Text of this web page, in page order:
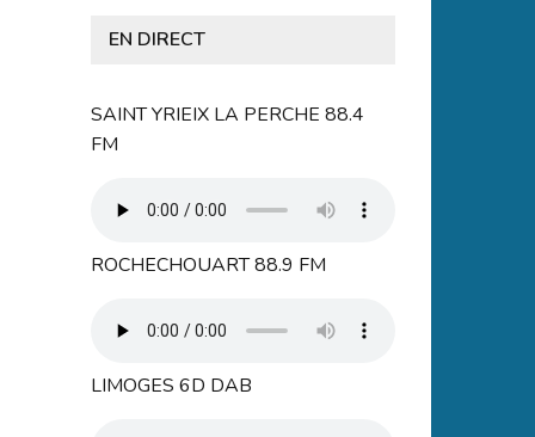
EN DIRECT
SAINT YRIEIX LA PERCHE 88.4
FM
ROCHECHOUART 88.9 FM
LIMOGES 6D DAB